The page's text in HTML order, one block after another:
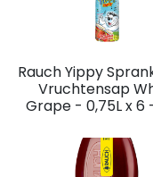
Rauch Yippy
Vruchtensap
Grape - 0,75L x 6